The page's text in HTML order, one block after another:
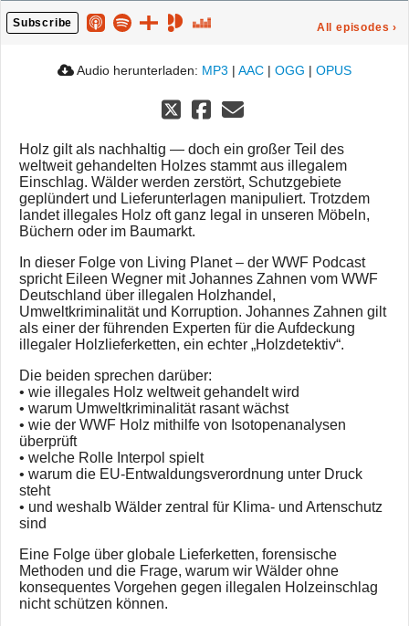
Subscribe All episodes ›
Audio herunterladen: MP3 | AAC | OGG | OPUS
Holz gilt als nachhaltig — doch ein großer Teil des
weltweit gehandelten Holzes stammt aus illegalem
Einschlag. Wälder werden zerstört, Schutzgebiete
geplündert und Lieferunterlagen manipuliert. Trotzdem
landet illegales Holz oft ganz legal in unseren Möbeln,
Büchern oder im Baumarkt.
In dieser Folge von Living Planet – der WWF Podcast
spricht Eileen Wegner mit Johannes Zahnen vom WWF
Deutschland über illegalen Holzhandel,
Umweltkriminalität und Korruption. Johannes Zahnen gilt
als einer der führenden Experten für die Aufdeckung
illegaler Holzlieferketten, ein echter „Holzdetektiv“.
Die beiden sprechen darüber:
• wie illegales Holz weltweit gehandelt wird
• warum Umweltkriminalität rasant wächst
• wie der WWF Holz mithilfe von Isotopenanalysen
überprüft
• welche Rolle Interpol spielt
• warum die EU-Entwaldungsverordnung unter Druck
steht
• und weshalb Wälder zentral für Klima- und Artenschutz
sind
Eine Folge über globale Lieferketten, forensische
Methoden und die Frage, warum wir Wälder ohne
konsequentes Vorgehen gegen illegalen Holzeinschlag
nicht schützen können.